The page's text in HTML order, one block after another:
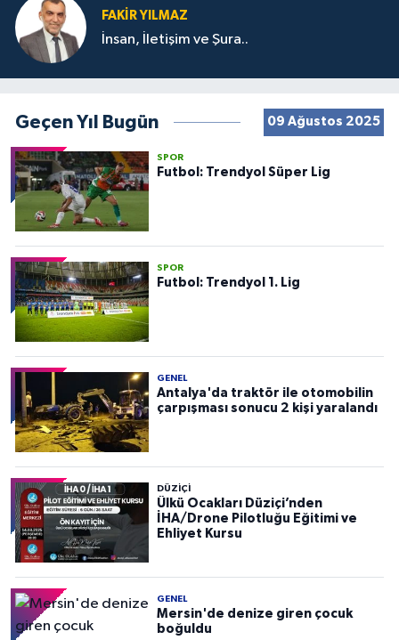
FAKIR YILMAZ
İnsan, İletişim ve Şura..
Geçen Yıl Bugün 09 Ağustos 2025
SPOR
Futbol: Trendyol Süper Lig
SPOR
Futbol: Trendyol 1. Lig
GENEL
Antalya'da traktör ile otomobilin
çarpışması sonucu 2 kişi yaralandı
DÜZIÇI
Ülkü Ocakları Düziçi’nden
İHA/Drone Pilotluğu Eğitimi ve
Ehliyet Kursu
GENEL
Mersin'de denize giren çocuk
boğuldu